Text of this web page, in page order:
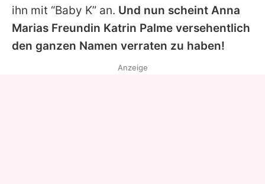
ihn mit “Baby K” an. Und nun scheint Anna
Marias Freundin Katrin Palme versehentlich
den ganzen Namen verraten zu haben!
Anzeige